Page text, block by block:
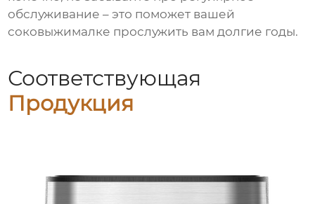
обслуживание – это поможет вашей
соковыжималке прослужить вам долгие годы.
Соответствующая
Продукция